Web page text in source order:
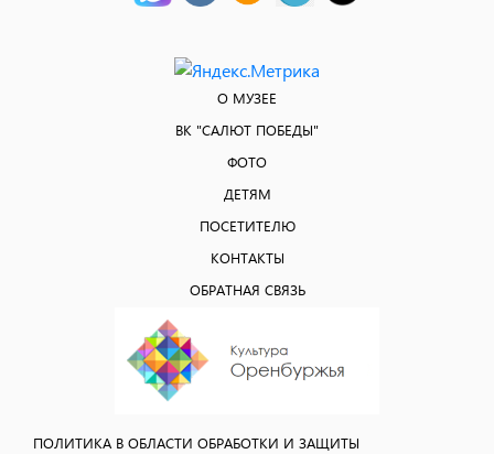
О МУЗЕЕ
ВК "САЛЮТ ПОБЕДЫ"
ФОТО
ДЕТЯМ
ПОСЕТИТЕЛЮ
КОНТАКТЫ
ОБРАТНАЯ СВЯЗЬ
ПОЛИТИКА В ОБЛАСТИ ОБРАБОТКИ И ЗАЩИТЫ